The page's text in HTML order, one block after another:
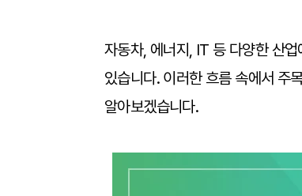
자동차, 에너지, IT 등 다양한 산
있습니다. 이러한 흐름 속에서
알아보겠습니다.